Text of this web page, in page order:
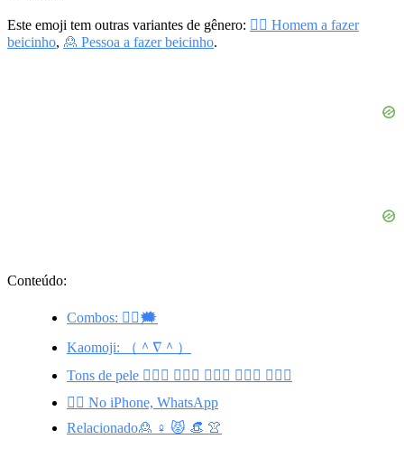
Este emoji tem outras variantes de gênero: 🙎‍♂️ Homem a fazer
beicinho, 🙎 Pessoa a fazer beicinho.
Conteúdo:
Combos: 🙎‍♀️🗯️
Kaomoji: （＾∇＾）
Tons de pele 🙎🏻‍♀️ 🙎🏽‍♀️ 🙎🏼‍♀️ 🙎🏾‍♀️ 🙎🏿‍♀️
🙎‍♀️ No iPhone, WhatsApp
Relacionado🙎 ♀️ 😾 👒 👚